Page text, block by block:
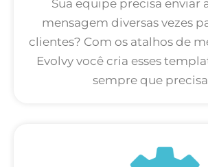
Sua equipe precisa enviar
mensagem diversas vezes
clientes? Com os atalhos de
Evolvy você cria esses
sempre que